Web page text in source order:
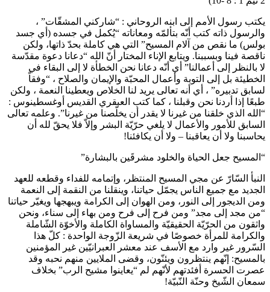
يكتب رسول الأمم إلى ابنه الروحاني : “شاركني المشقّات” ،
والرسول ذاته كتب أنّه بتألمّه ومعاناته “يُكمل في جسده (أي جسد
بولس) ما نقص من آلام المسيح” التي هي كاملة بحدّ ذاتها، ولكن
ناقصة فينا وبسببنا. ويتابع الإناء المختار أنّ الله “دعانا دعوة مقدّسة
لا بالنظر إلى أعمالنا” أي أنّه دعانا نحن الخطأة لا إلى البقاء في
الخطيئة بل إلى التوبة وأعمال المحبّة والإيمان والصلاح ، “وفقاً
لسابق تدبيره” ، أي أنه تعالى يريد لنا الخلاص ويعطينا النعمة ، ولكن
طبعًا إذا أردنا نحن وقبلنا ، كما كتب العبقري القديس أوغسطينوس :
“الله الذي خلقنا من غيرنا لا يقدر أن يخلّصنا من غيرنا”. وعلمه تعالى
السابق للأمور والأعمال لا يلغي حرّيّة البشر وإلاّ فلا يحقّ لله أن
يحاسبنا ولا أن يعاقبنا – ولا أن يكافئنا!
“المسيح جعل الحياة والخلود مشرقَين بالبشارة”
النبأ السّارّ عن مجي المسيح المنتظر، وإتمامه للفداء وقطعه للعهد
الجديد مع جميع الناس يجمّل حياتنا، وينقلنا من النقمة إلى النعمة
ومن الديجور إلى النور، ومن الهوان إلى الكرامة ويبهجها ويغيّر حياتنا
“من مجد إلى مجد” ومن فرح إلى فرح ومن بهاء إلى سناء، ونحن
واثقون من الحرّيّة الحقيقيّة والمساواة الكاملة والأخوّة الشّاملة
والكرامة للمرأة خصوصًا في شريعة الزّوجة الواحدة : كلّ هذا
السّرور غير وارد مع الأسف عند معشر العبرانيّين غير المؤمنين
بالمسيح: إنّهم ينتظرون ويئنّون، وقضى الملايين منهم نحبه وقد
عصرت الحسرة أفئدتهم لأنّهم لم “يعاينوا مشيح الرب” بخلاف
سمعان الشّيخ وحنّة النّبيّة!